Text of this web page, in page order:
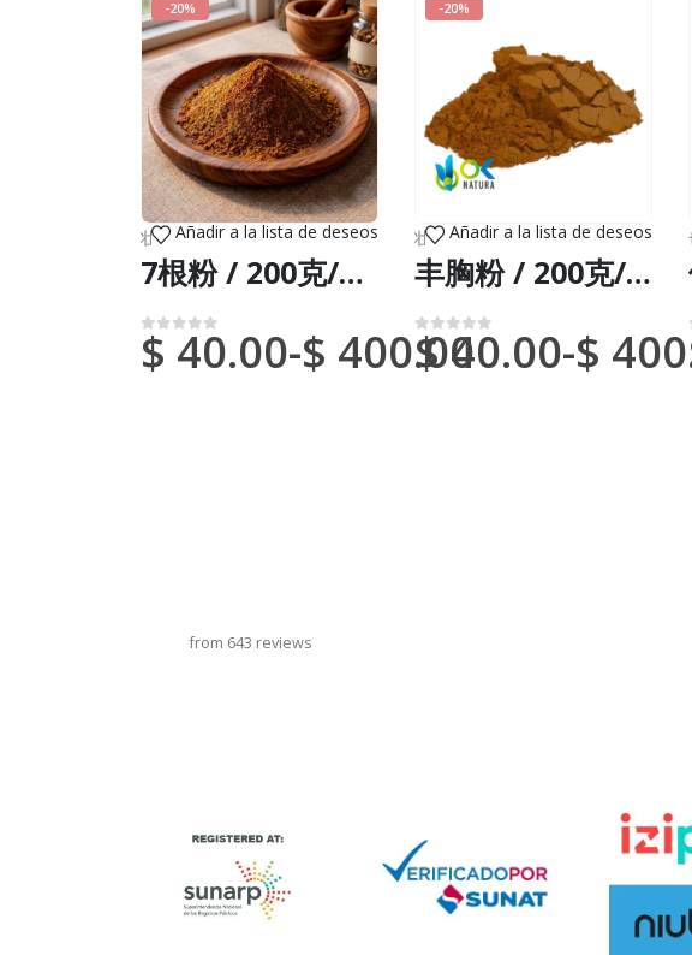
-20%
Añadir a la lista de deseos
壮阳树皮 ,新到货物（DHL 或联邦快递）
7根粉 / 200克/1公斤 - 100%纯天然有机树皮
0满分 5 分
$ 40.00-$ 400.00
-20%
Añadir a la lista de deseos
壮阳树皮 ,新到货物（DHL 或联邦快
丰胸粉 / 200克/1公斤 - （美登木）100%纯天然有机树皮
0满分 5 分
$40.00-$
from 643 reviews